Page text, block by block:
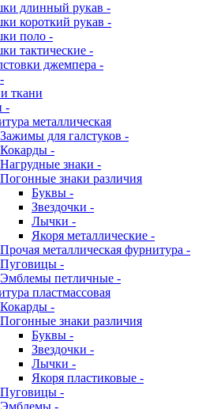
длинный рукав -
короткий рукав -
поло -
тактические -
джемпера -
ткани
-
металлическая
Зажимы для галстуков -
Кокарды -
Нагрудные знаки -
Погонные знаки различия
Буквы -
Звездочки -
Лычки -
Якоря металлические -
Прочая металлическая фурнитура -
Пуговицы -
Эмблемы петличные -
пластмассовая
Кокарды -
Погонные знаки различия
Буквы -
Звездочки -
Лычки -
Якоря пластиковые -
Пуговицы -
Эмблемы -